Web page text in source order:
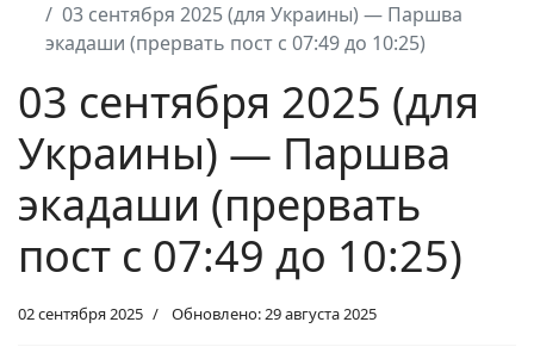
03 сентября 2025 (для Украины) — Паршва
экадаши (прервать пост с 07:49 до 10:25)
03 сентября 2025 (для
Украины) — Паршва
экадаши (прервать
пост с 07:49 до 10:25)
02 сентября 2025 Обновлено: 29 августа 2025